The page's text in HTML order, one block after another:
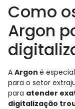
Como
Argon
A Argon é
para o setor
para atender
digitalização